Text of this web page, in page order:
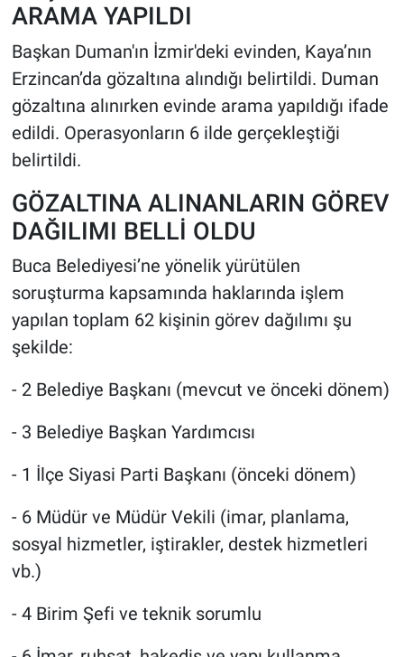
ARAMA YAPILDI
Başkan Duman'ın İzmir'deki evinden, Kaya’nın
Erzincan’da gözaltına alındığı belirtildi. Duman
gözaltına alınırken evinde arama yapıldığı ifade
edildi. Operasyonların 6 ilde gerçekleştiği
belirtildi.
GÖZALTINA ALINANLARIN GÖREV
DAĞILIMI BELLİ OLDU
Buca Belediyesi’ne yönelik yürütülen
soruşturma kapsamında haklarında işlem
yapılan toplam 62 kişinin görev dağılımı şu
şekilde:
- 2 Belediye Başkanı (mevcut ve önceki dönem)
- 3 Belediye Başkan Yardımcısı
- 1 İlçe Siyasi Parti Başkanı (önceki dönem)
- 6 Müdür ve Müdür Vekili (imar, planlama,
sosyal hizmetler, iştirakler, destek hizmetleri
vb.)
- 4 Birim Şefi ve teknik sorumlu